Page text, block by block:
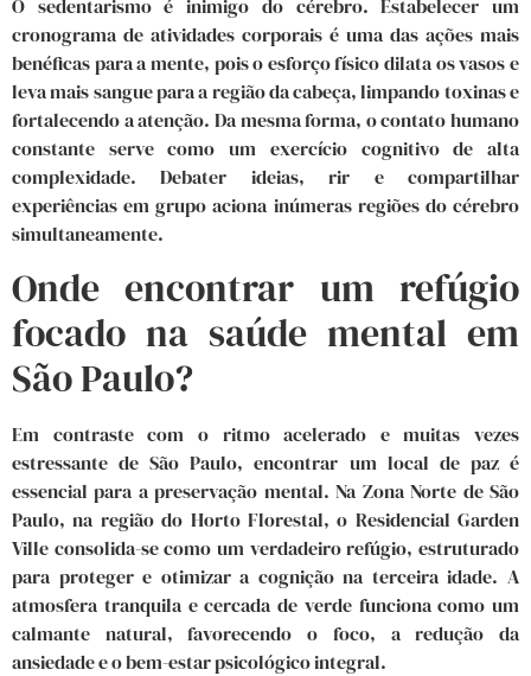
O sedentarismo é inimigo do cérebro. Estabelecer um
cronograma de atividades corporais é uma das ações mais
benéficas para a mente, pois o esforço físico dilata os vasos e
leva mais sangue para a região da cabeça, limpando toxinas e
fortalecendo a atenção. Da mesma forma, o contato humano
constante serve como um exercício cognitivo de alta
complexidade. Debater ideias, rir e compartilhar
experiências em grupo aciona inúmeras regiões do cérebro
simultaneamente.
Onde encontrar um refúgio
focado na saúde mental em
São Paulo?
Em contraste com o ritmo acelerado e muitas vezes
estressante de São Paulo, encontrar um local de paz é
essencial para a preservação mental. Na Zona Norte de São
Paulo, na região do Horto Florestal, o Residencial Garden
Ville consolida-se como um verdadeiro refúgio, estruturado
para proteger e otimizar a cognição na terceira idade. A
atmosfera tranquila e cercada de verde funciona como um
calmante natural, favorecendo o foco, a redução da
ansiedade e o bem-estar psicológico integral.